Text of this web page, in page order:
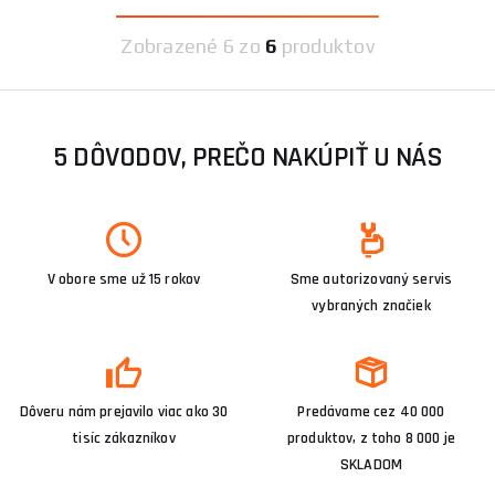
Zobrazené 6 zo 6 produktov
5 DÔVODOV, PREČO NAKÚPIŤ U NÁS
V obore sme už 15 rokov
Sme autorizovaný servis
vybraných značiek
Dôveru nám prejavilo viac ako 30
tisíc zákazníkov
Predávame cez 40 000
produktov, z toho 8 000 je
SKLADOM